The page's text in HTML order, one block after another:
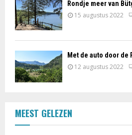
Rondje meer van
15 augustus 2022
Met de auto door de
12 augustus 2022
MEEST GELEZEN